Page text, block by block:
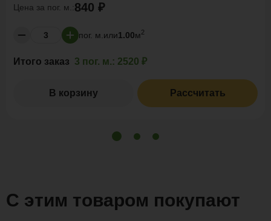
Цена за пог. м.:840 ₽
пог. м. или1.00м2
Итого заказ 3 пог. м.: 2520 ₽
В корзину Рассчитать
С этим товаром покупают